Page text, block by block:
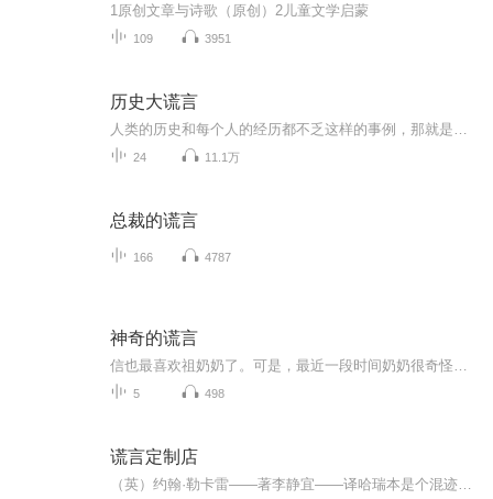
1原创文章与诗歌（原创）2儿童文学启蒙
109 3951
历史大谎言
24 11.1万
总裁的谎言
166 4787
神奇的谎言
5 498
谎言定制店